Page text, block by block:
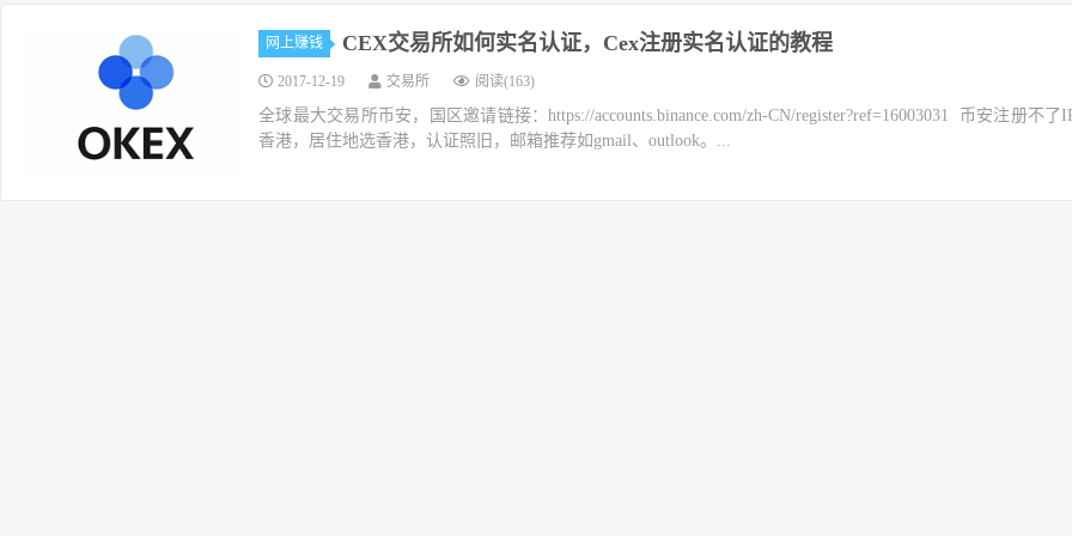
网上赚钱 CEX交易所如何实名认证，Cex注册实名认证的教程
2017-12-19 交易所 阅读(163)
全球最大交易所币安，国区邀请链接：https://accounts.binance.com/zh-CN/register?ref=16003031 币安注册不了
香港，居住地选香港，认证照旧，邮箱推荐如gmail、outlook。...